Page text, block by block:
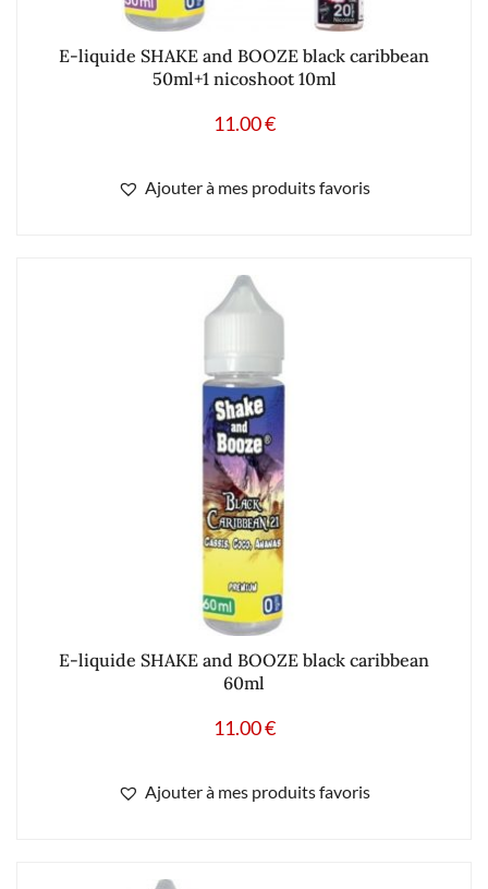
E-liquide SHAKE and BOOZE black caribbean
50ml+1 nicoshoot 10ml
11.00€
Ajouter à mes produits favoris
E-liquide SHAKE and BOOZE black caribbean
60ml
11.00€
Ajouter à mes produits favoris